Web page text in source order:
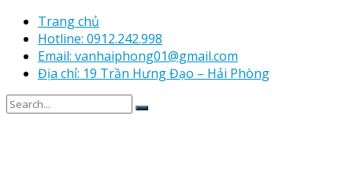
Trang chủ
Hotline: 0912.242.998
Email: vanhaiphong01@gmail.com
Địa chỉ: 19 Trần Hưng Đạo – Hải Phòng